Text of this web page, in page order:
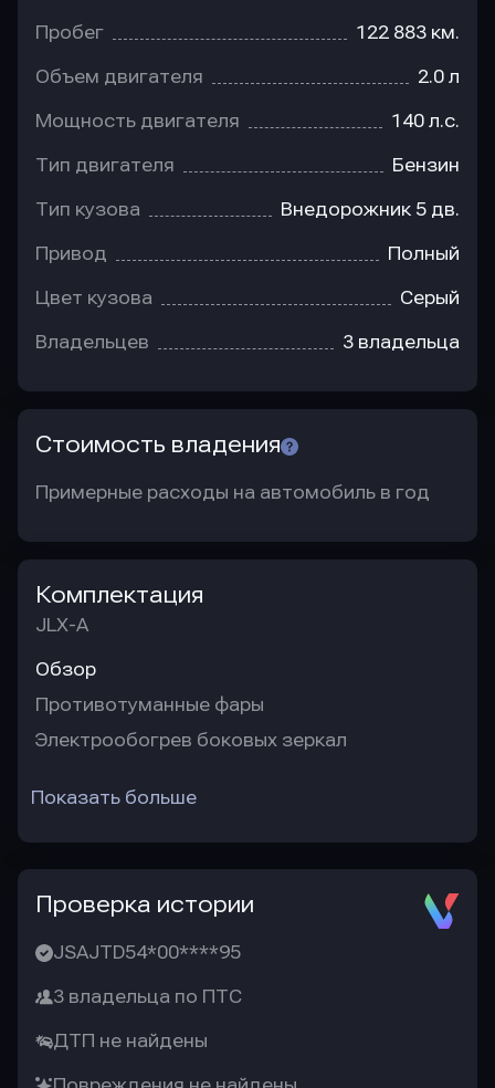
Пробег 122 883 км.
Объем двигателя 2.0 л
Мощность двигателя 140 л.с.
Тип двигателя Бензин
Тип кузова Внедорожник 5 дв.
Привод Полный
Цвет кузова Серый
Владельцев 3 владельца
Стоимость владения
Примерные расходы на автомобиль в год
Комплектация
JLX-A
Обзор
Противотуманные фары
Электрообогрев боковых зеркал
Показать больше
Проверка истории
JSAJTD54*00****95
3 владельца по ПТС
ДТП не найдены